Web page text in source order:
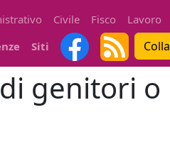
Civile Fisco Lavoro
Siti
genitori o